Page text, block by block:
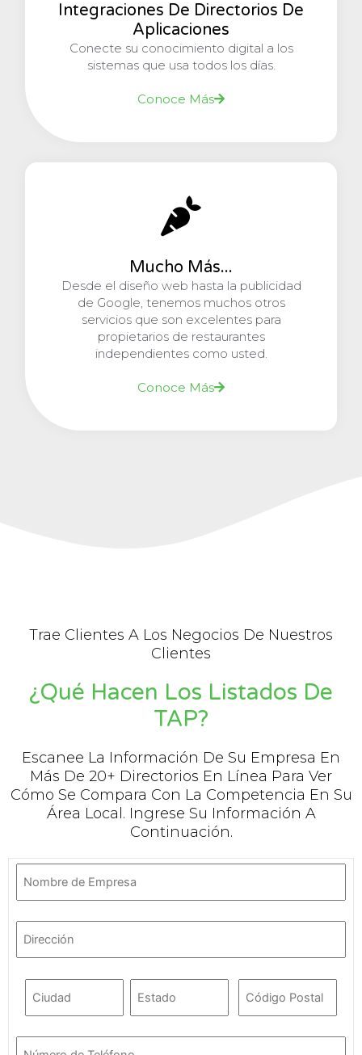
Integraciones De Directorios De
Aplicaciones
Conecte su conocimiento digital a los
sistemas que usa todos los días.
Conoce Más
Mucho Más...
Desde el diseño web hasta la publicidad
de Google, tenemos muchos otros
servicios que son excelentes para
propietarios de restaurantes
independientes como usted.
Conoce Más
Trae Clientes A Los Negocios De Nuestros
Clientes
¿Qué Hacen Los Listados De
TAP?
Escanee La Información De Su Empresa En
Más De 20+ Directorios En Línea Para Ver
Cómo Se Compara Con La Competencia En Su
Área Local. Ingrese Su Información A
Continuación.